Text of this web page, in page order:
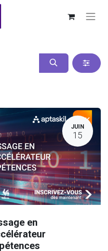
JUIN
15
en